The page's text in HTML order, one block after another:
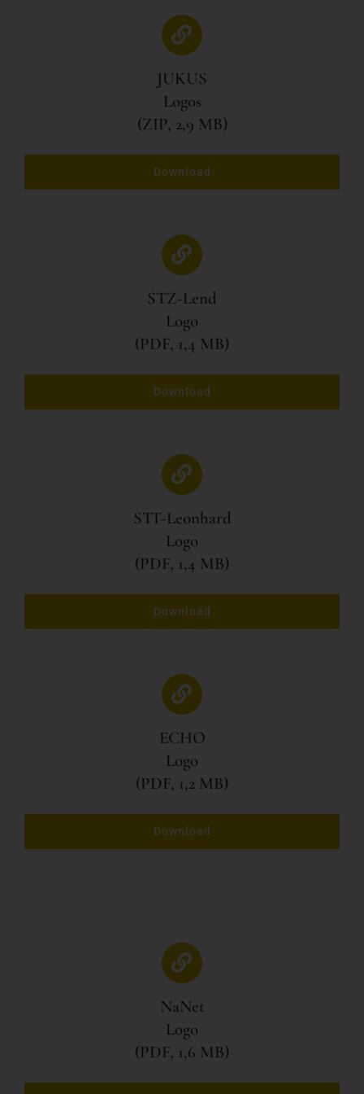
JUKUS
Logos
(ZIP, 2,9 MB)
Download
STZ-Lend
Logo
(PDF, 1,4 MB)
Download
STT-Leonhard
Logo
(PDF, 1,4 MB)
Download
ECHO
Logo
(PDF, 1,2 MB)
Download
NaNet
Logo
(PDF, 1,6 MB)